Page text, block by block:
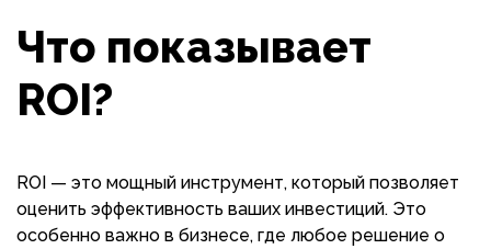
Что показывает
ROI?
ROI — это мощный инструмент, который позволяет
оценить эффективность ваших инвестиций. Это
особенно важно в бизнесе, где любое решение о